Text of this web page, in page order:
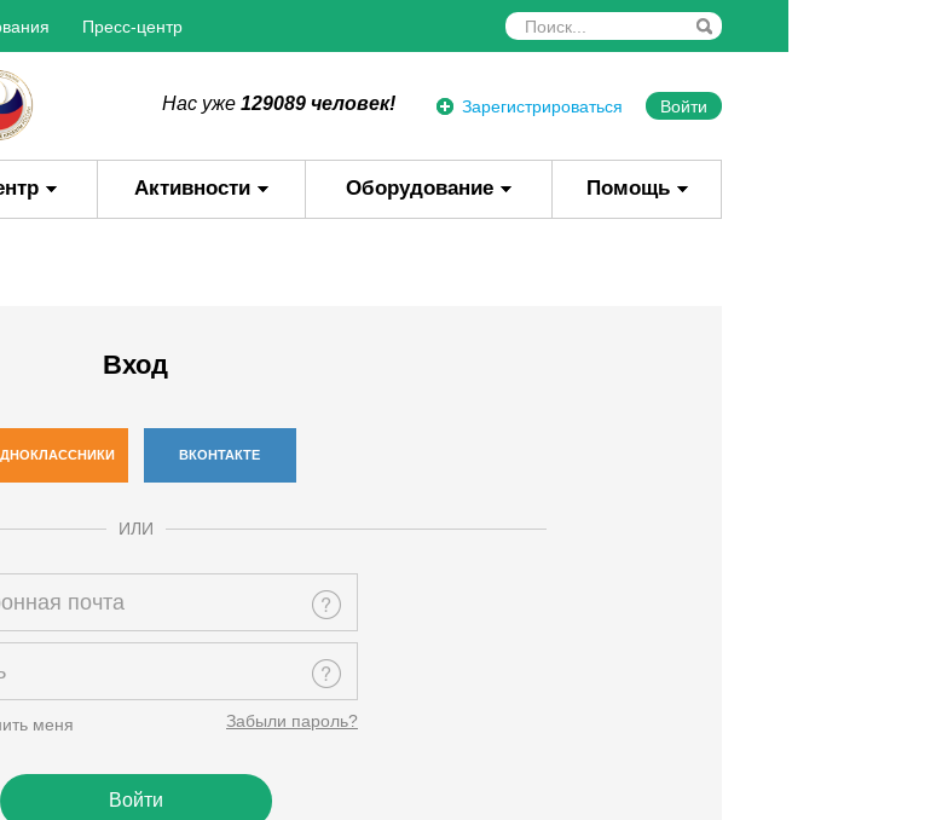
Пресс-центр
Зарегистрироваться Войти
Нас уже 129089 человек!
Активности Оборудование Помощь
Вход
ВКОНТАКТЕ
ИЛИ
меня Забыли пароль?